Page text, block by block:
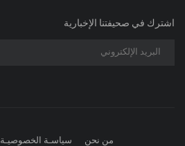
اشترك في صحيفتنا الإخبارية
من نحن سياسـة الخصوصيـة